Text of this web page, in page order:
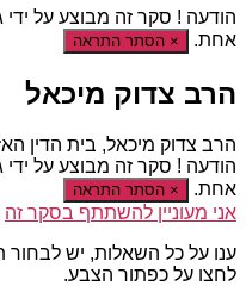
הודעה ! סקר זה מבוצע על ידי
אחת.
× הסתר התראה
הרב צדוק מיכאל
הרב צדוק מיכאל, בית הדין
הודעה ! סקר זה מבוצע על ידי
אחת.
× הסתר התראה
אני מעוניין להשתתף בסקר זה
ענו על כל השאלות, יש
לחצו על כפתור הצבע.